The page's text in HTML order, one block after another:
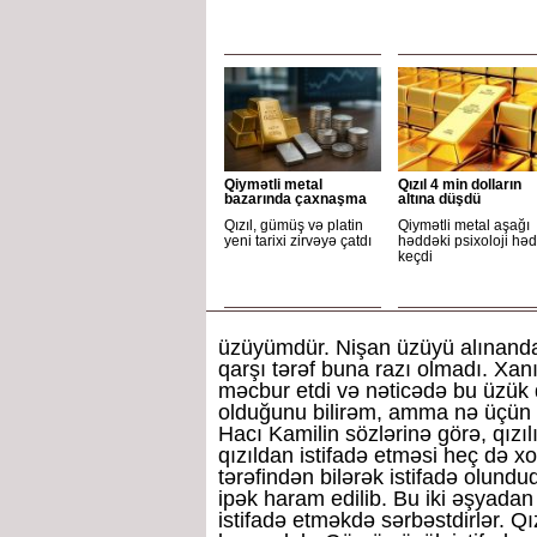
Qiymətli metal
bazarında çaxnaşma
Qızıl, gümüş və platin
yeni tarixi zirvəyə çatdı
Qızıl 4 min dolların
altına düşdü
Qiymətli metal aşağı
həddəki psixoloji
keçdi
üzüyümdür. Nişan üzüyü
qarşı tərəf buna razı olmadı.
məcbur etdi və nəticədə bu
olduğunu bilirəm, amma nə
Hacı Kamilin sözlərinə görə,
qızıldan istifadə etməsi heç də
tərəfindən bilərək istifadə
ipək haram edilib. Bu iki
istifadə etməkdə sərbəstdirlər.